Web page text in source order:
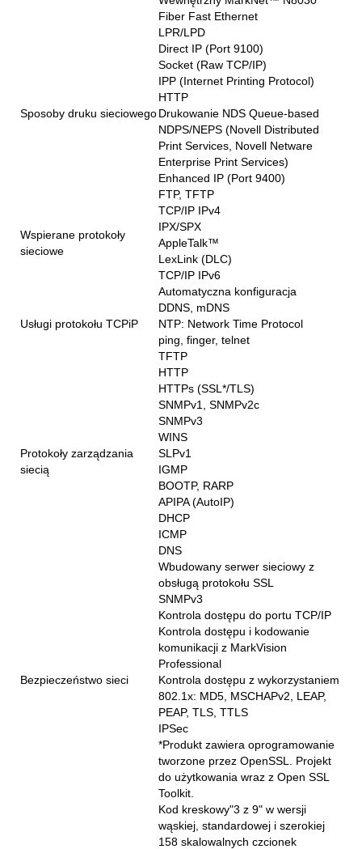
Fiber Fast Ethernet
Sposoby druku sieciowego
LPR/LPD
Direct IP (Port 9100)
Socket (Raw TCP/IP)
IPP (Internet Printing Protocol)
HTTP
Drukowanie NDS Queue-based
NDPS/NEPS (Novell Distributed
Print Services, Novell Netware
Enterprise Print Services)
Enhanced IP (Port 9400)
FTP, TFTP
Wspierane protokoły
sieciowe
TCP/IP IPv4
IPX/SPX
AppleTalk™
LexLink (DLC)
TCP/IP IPv6
Usługi protokołu TCPiP
Automatyczna konfiguracja
DDNS, mDNS
NTP: Network Time Protocol
ping, finger, telnet
TFTP
Protokoły zarządzania
siecią
HTTP
HTTPs (SSL*/TLS)
SNMPv1, SNMPv2c
SNMPv3
WINS
SLPv1
IGMP
BOOTP, RARP
APIPA (AutoIP)
DHCP
ICMP
DNS
Bezpieczeństwo sieci
Wbudowany serwer sieciowy z
obsługą protokołu SSL
SNMPv3
Kontrola dostępu do portu TCP/IP
Kontrola dostępu i kodowanie
komunikacji z MarkVision
Professional
Kontrola dostępu z wykorzystaniem
802.1x: MD5, MSCHAPv2, LEAP,
PEAP, TLS, TTLS
IPSec
*Produkt zawiera oprogramowanie
tworzone przez OpenSSL. Projekt
do użytkowania wraz z Open SSL
Toolkit.
Kod kreskowy"3 z 9" w wersji
wąskiej, standardowej i szerokiej
158 skalowalnych czcionek